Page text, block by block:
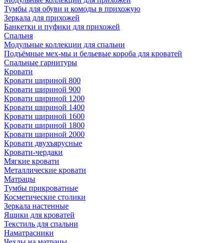
Тумбы для обуви и комоды в прихожую
Зеркала для прихожей
Банкетки и пуфики для прихожей
Спальня
Модульные коллекции для спальни
Подъёмные мех-мы и бельевые короба для кроватей
Спальные гарнитуры
Кровати
Кровати шириной 800
Кровати шириной 900
Кровати шириной 1200
Кровати шириной 1400
Кровати шириной 1600
Кровати шириной 1800
Кровати шириной 2000
Кровати двухъярусные
Кровати-чердаки
Мягкие кровати
Металлические кровати
Матрацы
Тумбы прикроватные
Косметические столики
Зеркала настенные
Ящики для кроватей
Текстиль для спальни
Наматрасники